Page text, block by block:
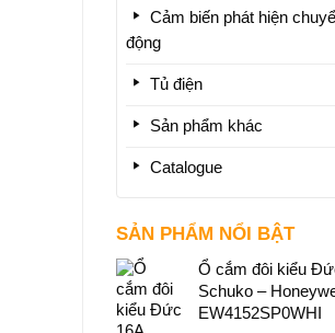
Cảm biến phát hiện
động
Tủ điện
Sản phẩm khác
Catalogue
SẢN PHẨM NỔI BẬT
Ổ cắm đôi kiểu
Schuko –
EW4152SP0WHI